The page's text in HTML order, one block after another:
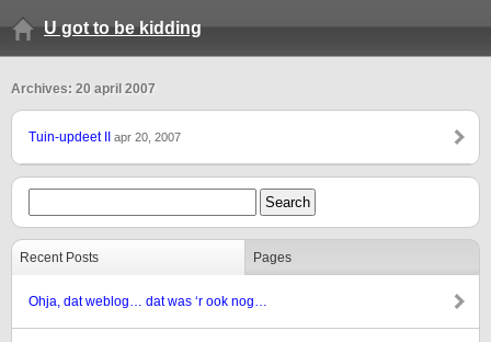
U got to be kidding
Archives: 20 april 2007
Tuin-updeet II apr 20, 2007
Recent Posts Pages
Ohja, dat weblog… dat was ‘r ook nog…